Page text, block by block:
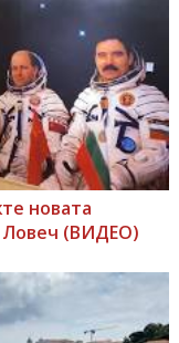
новата
Ловеч (ВИДЕО)